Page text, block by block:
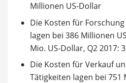
Millionen US-Dollar
Die Kosten für
lagen bei 386 Millionen
Mio. US-Dollar, Q2 2017:
Die Kosten für Verkauf
Tätigkeiten lagen bei 751